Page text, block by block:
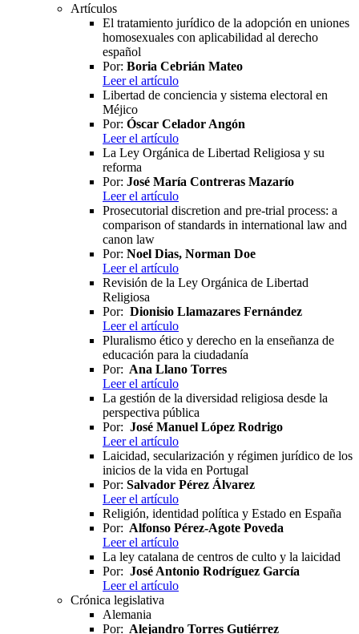
Artículos
El tratamiento jurídico de la adopción en uniones
homosexuales con aplicabilidad al derecho
español
Por: Boria Cebrián Mateo
Leer el artículo
Libertad de conciencia y sistema electoral en
Méjico
Por: Óscar Celador Angón
Leer el artículo
La Ley Orgánica de Libertad Religiosa y su
reforma
Por: José María Contreras Mazarío
Leer el artículo
Prosecutorial discretion and pre-trial process: a
comparison of standards in international law and
canon law
Por: Noel Dias, Norman Doe
Leer el artículo
Revisión de la Ley Orgánica de Libertad
Religiosa
Por: Dionisio Llamazares Fernández
Leer el artículo
Pluralismo ético y derecho en la enseñanza de
educación para la ciudadanía
Por: Ana Llano Torres
Leer el artículo
La gestión de la diversidad religiosa desde la
perspectiva pública
Por: José Manuel López Rodrigo
Leer el artículo
Laicidad, secularización y régimen jurídico de los
inicios de la vida en Portugal
Por: Salvador Pérez Álvarez
Leer el artículo
Religión, identidad política y Estado en España
Por: Alfonso Pérez-Agote Poveda
Leer el artículo
La ley catalana de centros de culto y la laicidad
Por: José Antonio Rodríguez García
Leer el artículo
Crónica legislativa
Alemania
Por: Alejandro Torres Gutiérrez